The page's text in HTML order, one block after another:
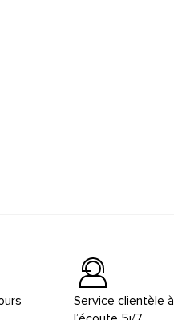
Service clientèle à